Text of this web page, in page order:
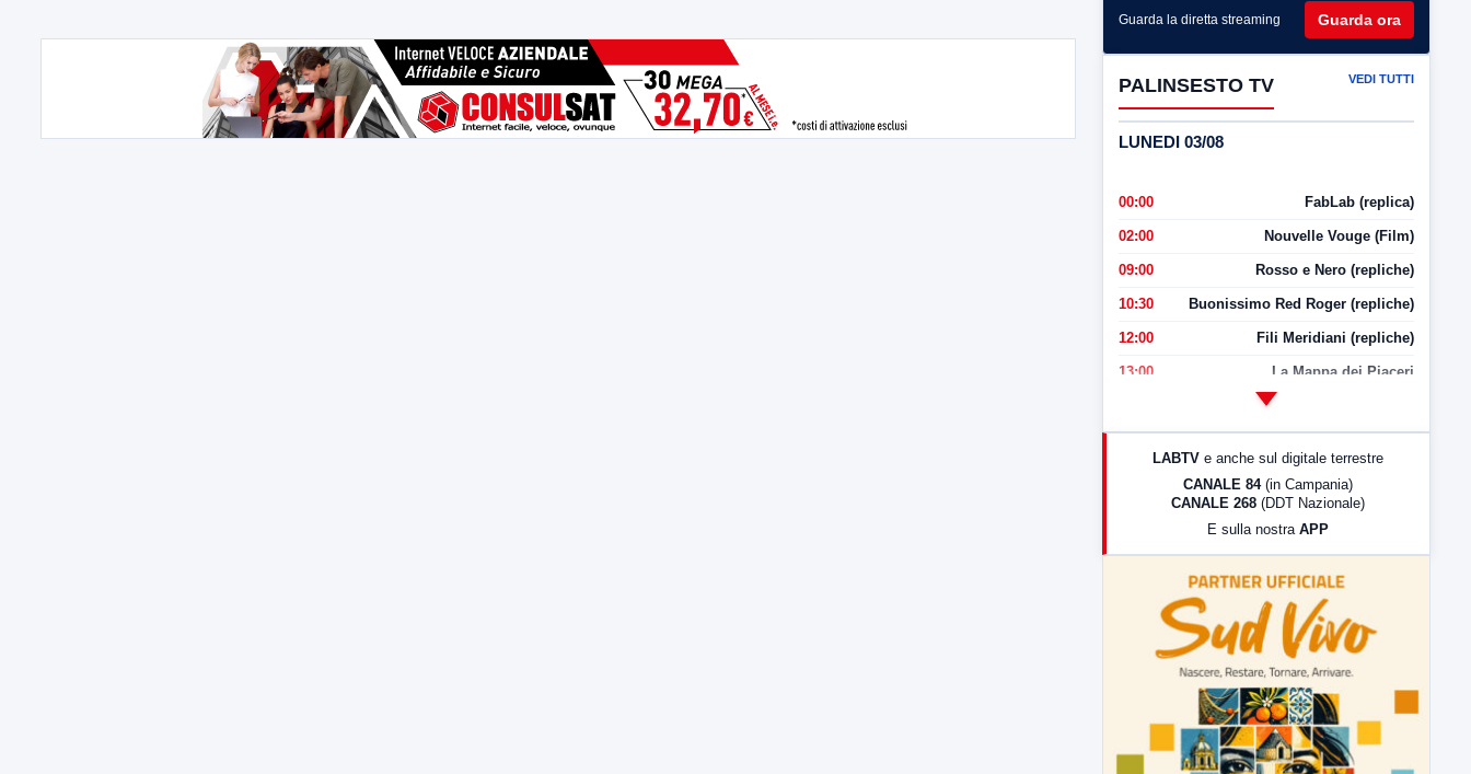
Guarda la diretta streaming Guarda ora
PALINSESTO TV VEDI TUTTI
LUNEDI 03/08
00:00 FabLab (replica)
02:00 Nouvelle Vouge (Film)
09:00 Rosso e Nero (repliche)
10:30 Buonissimo Red Roger (repliche)
12:00 Fili Meridiani (repliche)
13:00 La Mappa dei Piaceri
LabNews (Diretta)
LabNews (replica)
LABTV e anche sul digitale terrestre
CANALE 84 (in Campania)
CANALE 268 (DDT Nazionale)
E sulla nostra APP